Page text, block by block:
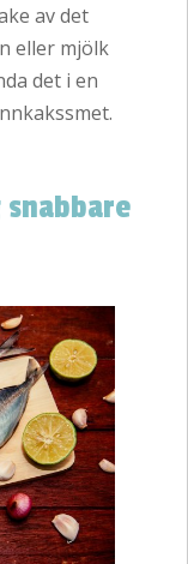
av det
eller mjölk
det i en